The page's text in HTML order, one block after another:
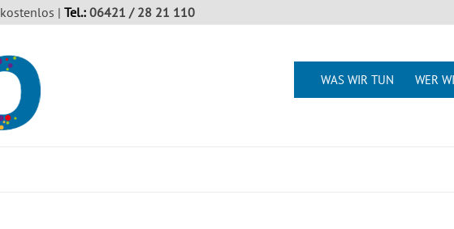
kostenlos | Tel.: 06421 / 28 21 110
WAS WIR TUN WER